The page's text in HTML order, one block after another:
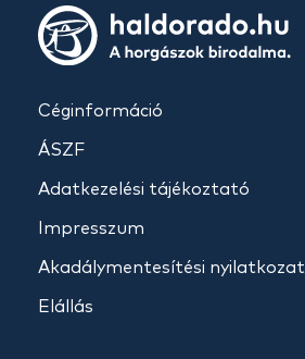
Céginformáció
ÁSZF
Adatkezelési tájékoztató
Impresszum
Akadálymentesítési nyilatkozat
Elállás